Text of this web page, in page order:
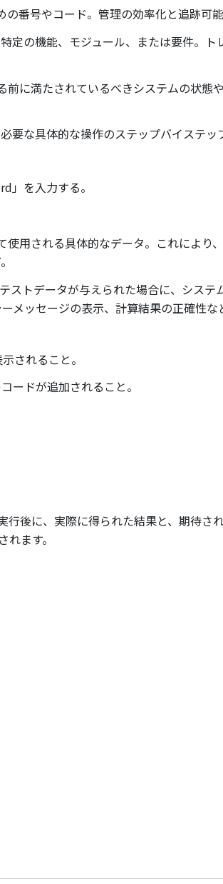
番号やコード。管理の効率化と追跡可能
定の機能、モジュール、または要件。
前に満たされているべきシステムの状態
要な具体的な操作のステップバイステ
」を入力する。
使用される具体的なデータ。これにより
ストデータが与えられた場合に、シス
メッセージの表示、計算結果の正確性な
されること。
ードが追加されること。
行後に、実際に得られた結果と、期待さ
ます。